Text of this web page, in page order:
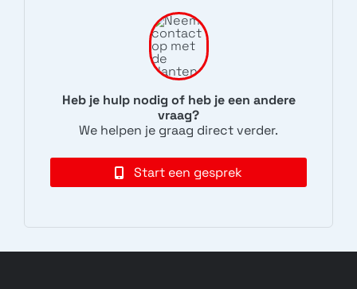
Heb je hulp nodig of heb je een andere
vraag?
We helpen je graag direct verder.
Start een gesprek